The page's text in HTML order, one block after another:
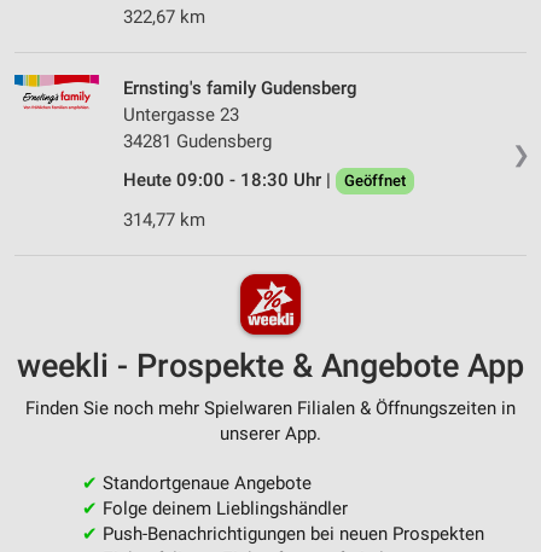
322,67 km
❯
Ernsting's family Gudensberg
Untergasse 23
34281 Gudensberg
Heute 09:00 - 18:30 Uhr |
Geöffnet
314,77 km
weekli - Prospekte & Angebote App
Finden Sie noch mehr Spielwaren Filialen & Öffnungszeiten in
unserer App.
✔ Standortgenaue Angebote
✔ Folge deinem Lieblingshändler
✔ Push-Benachrichtigungen bei neuen Prospekten